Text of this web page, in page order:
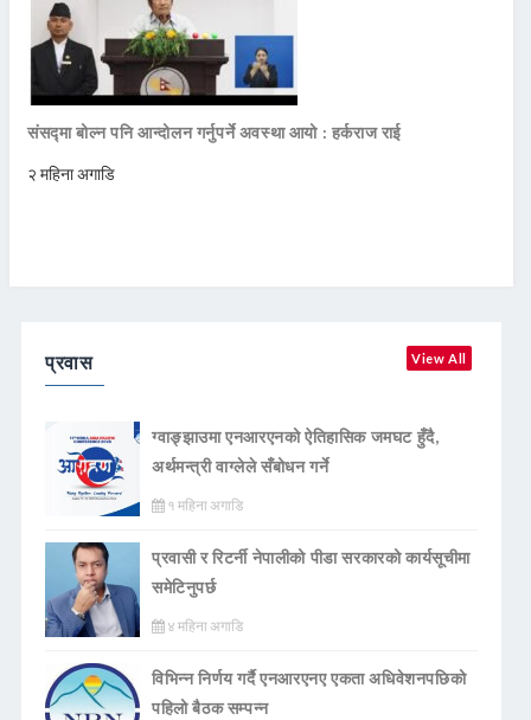
संसद्मा बोल्न पनि आन्दोलन गर्नुपर्ने अवस्था आयो : हर्कराज राई
२ महिना अगाडि
प्रवास View All
ग्वाङ्झाउमा एनआरएनको ऐतिहासिक जमघट हुँदै,
अर्थमन्त्री वाग्लेले सँबोधन गर्ने
१ महिना अगाडि
प्रवासी र रिटर्नी नेपालीको पीडा सरकारको कार्यसूचीमा
समेटिनुपर्छ
४ महिना अगाडि
विभिन्न निर्णय गर्दै एनआरएनए एकता अधिवेशनपछिको
पहिलो बैठक सम्पन्न